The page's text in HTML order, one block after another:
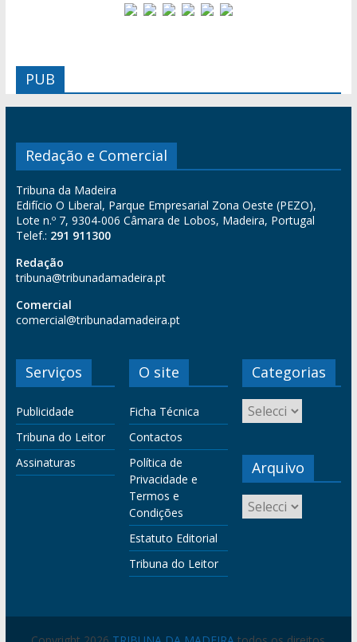
PUB
Redação e Comercial
Tribuna da Madeira
Edifício O Liberal, Parque Empresarial Zona Oeste (PEZO),
Lote n.º 7, 9304-006 Câmara de Lobos, Madeira, Portugal
Telef.: 291 911300
Redação
tribuna@tribunadamadeira.pt
Comercial
comercial@tribunadamadeira.pt
Serviços
Publicidade
Tribuna do Leitor
Assinaturas
O site
Ficha Técnica
Contactos
Política de
Privacidade e
Termos e
Condições
Estatuto Editorial
Tribuna do Leitor
Categorias
Arquivo